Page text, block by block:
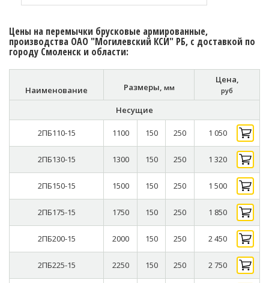
Цены на перемычки брусковые армированные,
производства ОАО "Могилевский КСИ" РБ, с доставкой по
городу Смоленск и области:
Наименование Размеры, мм
Цена,
руб
Несущие
2ПБ110-15 1100 150 250 1 050
2ПБ130-15 1300 150 250 1 320
2ПБ150-15 1500 150 250 1 500
2ПБ175-15 1750 150 250 1 850
2ПБ200-15 2000 150 250 2 450
2ПБ225-15 2250 150 250 2 750